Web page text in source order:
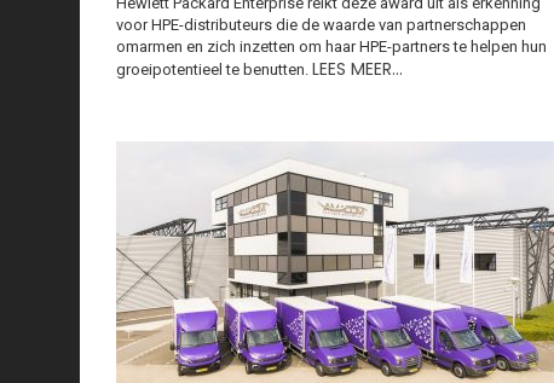
voor HPE-distributeurs die de waarde van partnerschappen
omarmen en zich inzetten om haar HPE-partners te helpen hun
groeipotentieel te benutten. LEES MEER…